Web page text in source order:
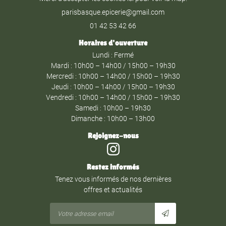
01 42 53 42 66
Horaires d'ouverture
Lundi : Fermé
Mardi : 10h00 – 14h00 / 15h00 – 19h30
Mercredi : 10h00 – 14h00 / 15h00 – 19h30
Jeudi : 10h00 – 14h00 / 15h00 – 19h30
Vendredi : 10h00 – 14h00 / 15h00 – 19h30
Samedi : 10h00 – 19h30
Dimanche : 10h00 – 13h00
Rejoignez-nous
Restez informés
Tenez vous informés de nos dernières
offres et actualités